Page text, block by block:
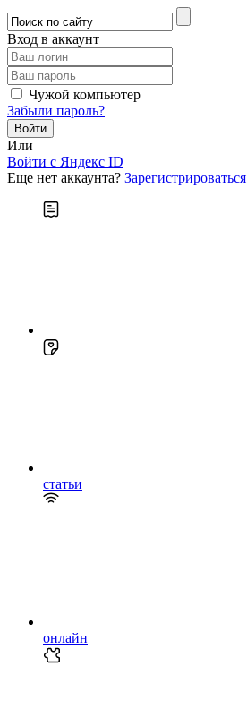
Вход в аккаунт
Чужой компьютер
Забыли пароль?
Или
Войти c Яндекс ID
Еще нет аккаунта? Зарегистрироваться
статьи
онлайн